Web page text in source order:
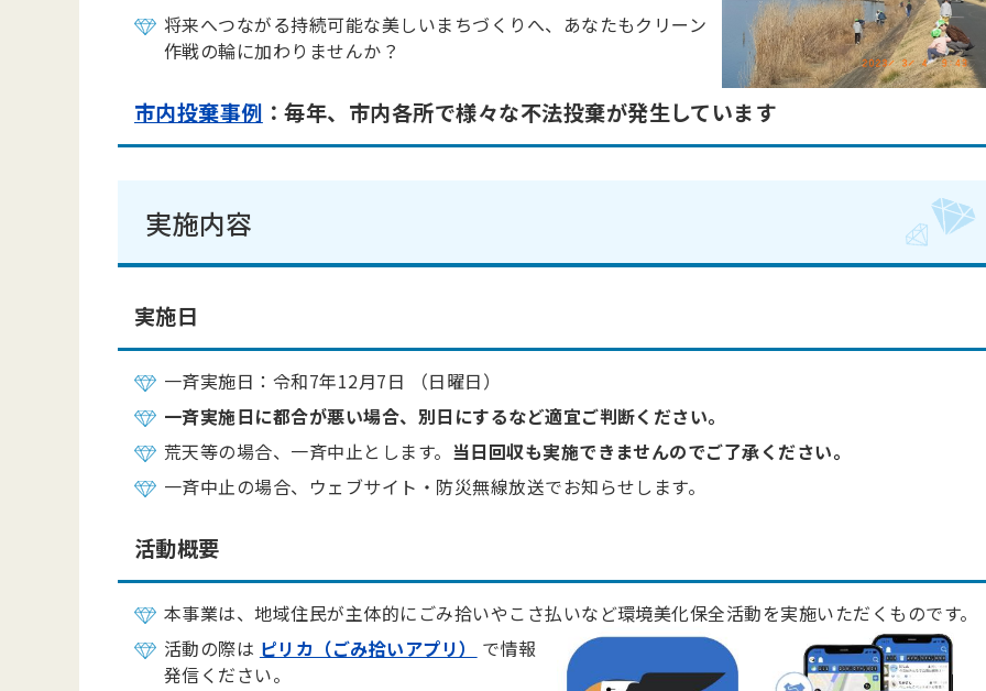
将来へつながる持続可能な美しいまちづくりへ、あなたもクリーン
作戦の輪に加わりませんか？
市内投棄事例 ：毎年、市内各所で様々な不法投棄が発生しています
実施内容
実施日
一斉実施日：令和7年12月7日 （日曜日）
一斉実施日に都合が悪い場合、別日にするなど適宜ご判断ください。
荒天等の場合、一斉中止とします。 当日回収も実施できませんのでご了承ください。
一斉中止の場合、ウェブサイト・防災無線放送でお知らせします。
活動概要
本事業は、地域住民が主体的にごみ拾いやこさ払いなど環境美化保全活動を実施いただくものです。
活動の際は ピリカ（ごみ拾いアプリ）
で情報
発信ください。